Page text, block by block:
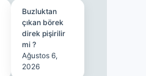
Buzluktan
çıkan börek
direk pişirilir
mi ?
Ağustos 6,
2026